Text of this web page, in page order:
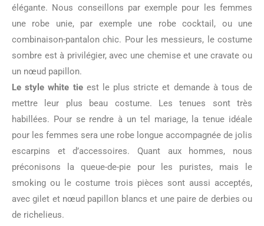
élégante. Nous conseillons par exemple pour les femmes
une robe unie, par exemple une robe cocktail, ou une
combinaison-pantalon chic. Pour les messieurs, le costume
sombre est à privilégier, avec une chemise et une cravate ou
un nœud papillon.
Le style white tieest le plus stricte et demande à tous de
mettre leur plus beau costume. Les tenues sont très
habillées. Pour se rendre à un tel mariage, la tenue idéale
pour les femmes sera une robe longue accompagnée de jolis
escarpins et d’accessoires. Quant aux hommes, nous
préconisons la queue-de-pie pour les puristes, mais le
smoking ou le costume trois pièces sont aussi acceptés,
avec gilet et nœud papillon blancs et une paire de derbies ou
de richelieus.